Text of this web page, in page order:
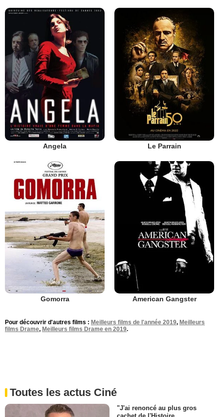
Angela Le Parrain
Gomorra American Gangster
Pour découvrir d'autres films : Meilleurs films de l'année 2019, Meilleurs
films Drame, Meilleurs films Drame en 2019.
Toutes les actus Ciné
"J'ai renoncé au plus gros